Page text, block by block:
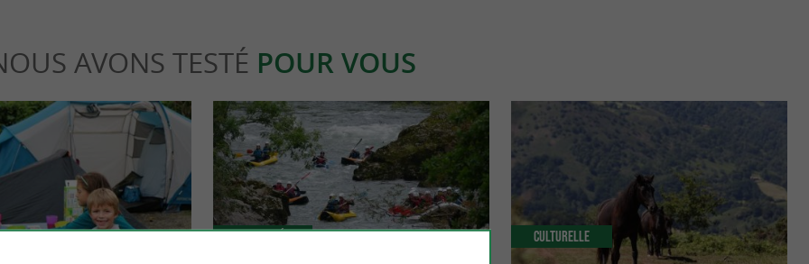
AVONS TESTÉ POUR VOUS
Actualités Culturelle